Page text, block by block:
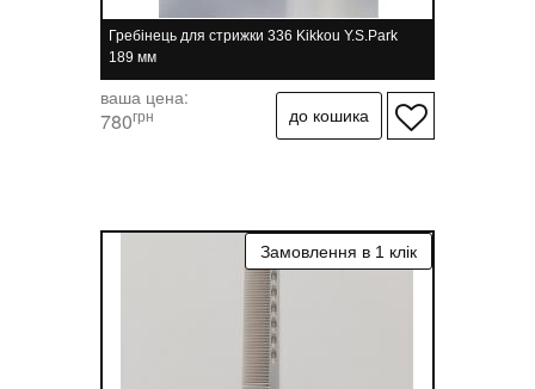
Гребінець для стрижки 336 Kikkou Y.S.Park
189 мм
ваша цена:
780грн